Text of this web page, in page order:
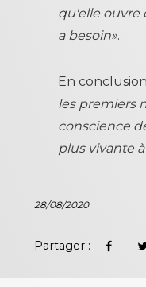
qu'elle ouvre
a besoin».
En
les premiers
conscience
plus vivante
28/08/2020
Partager :